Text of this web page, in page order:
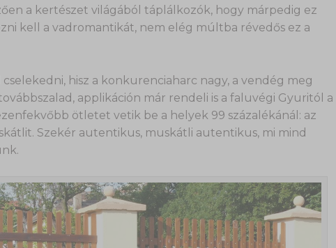
a kertészet világából táplálkozók, hogy márpedig ez
kell a vadromantikát, nem elég múltba révedős ez a
hisz a konkurenciaharc nagy, a vendég meg
applikáción már rendeli is a faluvégi Gyuritól a
ötletet vetik be a helyek 99 százalékánál: az
Szekér autentikus, muskátli autentikus, mi mind